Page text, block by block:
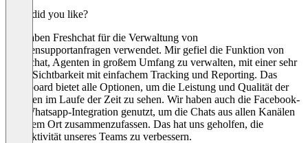
What did you like?
Wir haben Freshchat für die Verwaltung von
Kundensupportanfragen verwendet. Mir gefiel die Funktion von
Freshchat, Agenten in großem Umfang zu verwalten, mit einer sehr
guten Sichtbarkeit mit einfachem Tracking und Reporting. Das
Dashboard bietet alle Optionen, um die Leistung und Qualität der
Agenten im Laufe der Zeit zu sehen. Wir haben auch die Facebook-
und Whatsapp-Integration genutzt, um die Chats aus allen Kanälen
an einem Ort zusammenzufassen. Das hat uns geholfen, die
Produktivität unseres Teams zu verbessern.